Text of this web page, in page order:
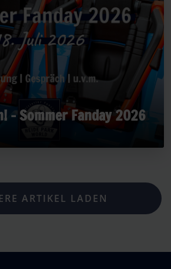
- Sommer Fanday 2026
ARTIKEL LADEN